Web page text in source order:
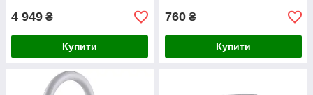
4 949 ₴
Купити
760 ₴
Купити